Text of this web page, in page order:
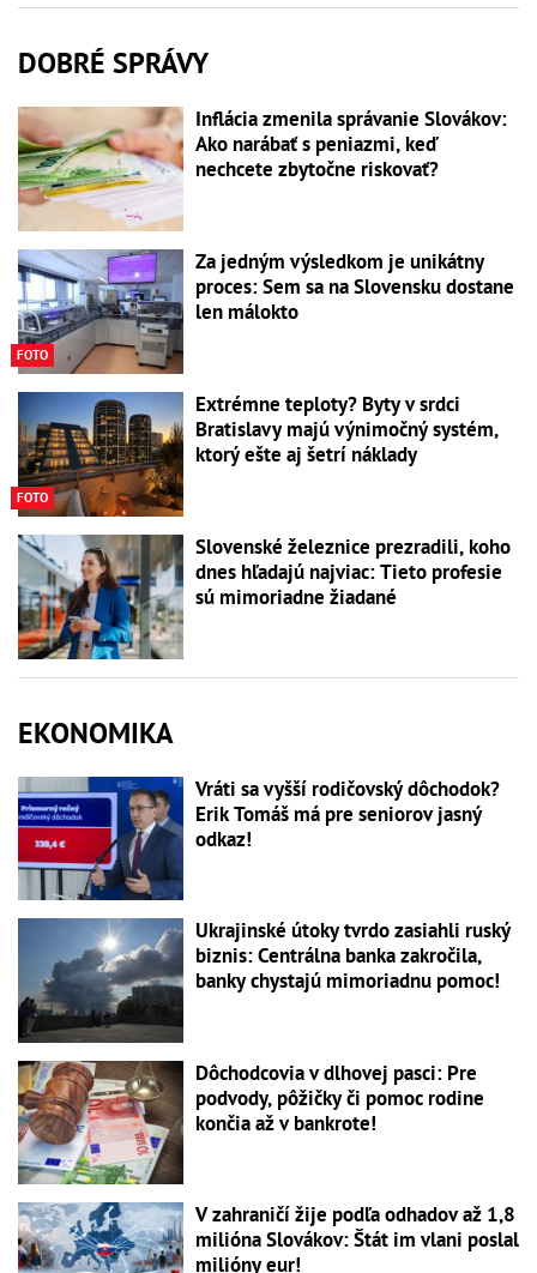
DOBRÉ SPRÁVY
Inflácia zmenila správanie Slovákov:
Ako narábať s peniazmi, keď
nechcete zbytočne riskovať?
FOTO
Za jedným výsledkom je unikátny
proces: Sem sa na Slovensku dostane
len málokto
FOTO
Extrémne teploty? Byty v srdci
Bratislavy majú výnimočný systém,
ktorý ešte aj šetrí náklady
Slovenské železnice prezradili, koho
dnes hľadajú najviac: Tieto profesie
sú mimoriadne žiadané
EKONOMIKA
Vráti sa vyšší rodičovský dôchodok?
Erik Tomáš má pre seniorov jasný
odkaz!
Ukrajinské útoky tvrdo zasiahli ruský
biznis: Centrálna banka zakročila,
banky chystajú mimoriadnu pomoc!
Dôchodcovia v dlhovej pasci: Pre
podvody, pôžičky či pomoc rodine
končia až v bankrote!
V zahraničí žije podľa odhadov až 1,8
milióna Slovákov: Štát im vlani poslal
milióny eur!